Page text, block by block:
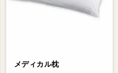
メディカル枕